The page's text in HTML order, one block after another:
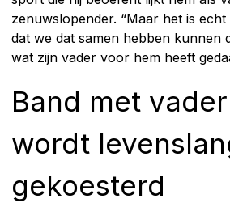
zenuwslopender. “Maar het is
dat we dat samen hebben kunnen
wat zijn vader voor hem heeft
Band met
wordt
gekoesterd